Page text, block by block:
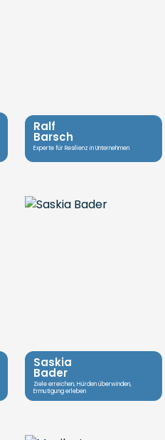
Ralf
Barsch
Experte für Resilienz in Unternehmen
Saskia
Bader
Ziele erreichen, Hürden überwinden,
Ermutigung erleben